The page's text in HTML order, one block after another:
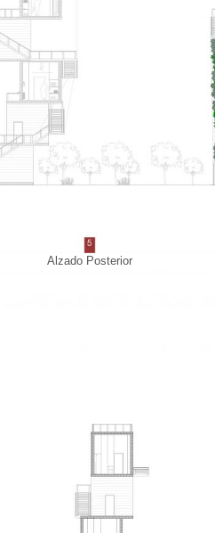
Alzado Posterior